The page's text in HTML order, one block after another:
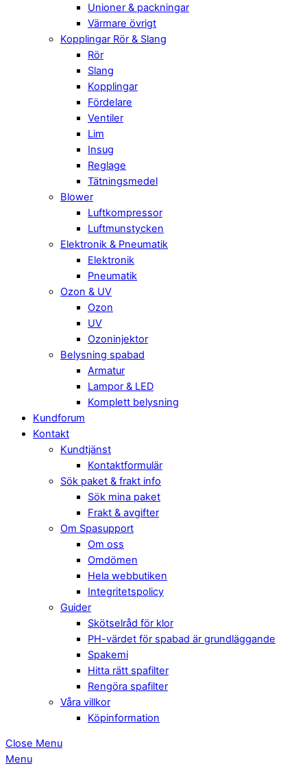
Unioner & packningar
Värmare övrigt
Kopplingar Rör & Slang
Rör
Slang
Kopplingar
Fördelare
Ventiler
Lim
Insug
Reglage
Tätningsmedel
Blower
Luftkompressor
Luftmunstycken
Elektronik & Pneumatik
Elektronik
Pneumatik
Ozon & UV
Ozon
UV
Ozoninjektor
Belysning spabad
Armatur
Lampor & LED
Komplett belysning
Kundforum
Kontakt
Kundtjänst
Kontaktformulär
Sök paket & frakt info
Sök mina paket
Frakt & avgifter
Om Spasupport
Om oss
Omdömen
Hela webbutiken
Integritetspolicy
Guider
Skötselråd för klor
PH-värdet för spabad är grundläggande
Spakemi
Hitta rätt spafilter
Rengöra spafilter
Våra villkor
Köpinformation
Close Menu
Menu